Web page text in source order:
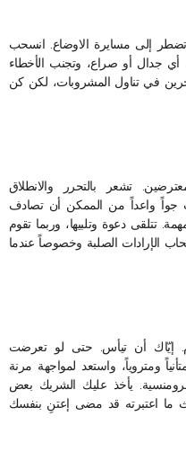
وتضطر إلى مسايرة الاوضاع. انسحب
جدال أو صراع، وتجنب الأخطاء
في تناول المشروبات، لكن كن
تشعر بالتحرر والانطلاق
جواً واعداً من الممكن أن تصادف
تتلقى دعوة وتلبيها، وربما تقوم
الإرادات الصلبة وخصوصاً عندما
إيّاك أن تيأس. حتى لو تعرضت
ومتروياً، واستعد لمواجهة مرنة
يأخذ عليك الشريك بعض
ما اعتبرته قد مضى إعتنِ بنفسك